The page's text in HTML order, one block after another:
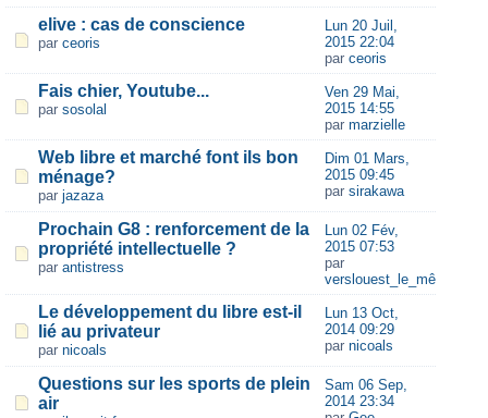
elive : cas de conscience
par ceoris
Lun 20 Juil,
2015 22:04
par ceoris
Fais chier, Youtube...
par sosolal
Ven 29 Mai,
2015 14:55
par marzielle
Web libre et marché font ils bon
ménage?
par jazaza
Dim 01 Mars,
2015 09:45
par sirakawa
Prochain G8 : renforcement de la
propriété intellectuelle ?
par antistress
Lun 02 Fév,
2015 07:53
par
verslouest_le_même
Le développement du libre est-il
lié au privateur
par nicoals
Lun 13 Oct,
2014 09:29
par nicoals
Questions sur les sports de plein
air
Sam 06 Sep,
2014 23:34